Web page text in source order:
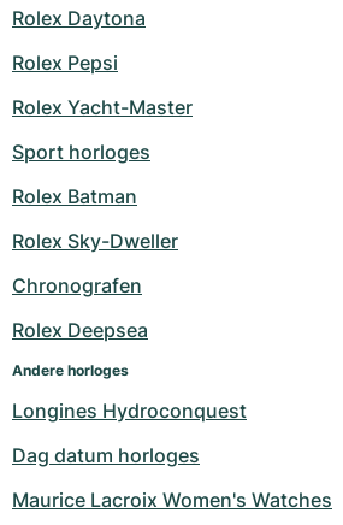
Rolex Daytona
Rolex Pepsi
Rolex Yacht-Master
Sport horloges
Rolex Batman
Rolex Sky-Dweller
Chronografen
Rolex Deepsea
Andere horloges
Longines Hydroconquest
Dag datum horloges
Maurice Lacroix Women's Watches